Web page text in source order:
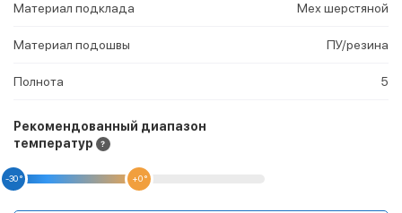
Материал подклада Мех шерстяной
Материал подошвы ПУ/резина
Полнота 5
Рекомендованный диапазон
температур
-30 ° +0 °